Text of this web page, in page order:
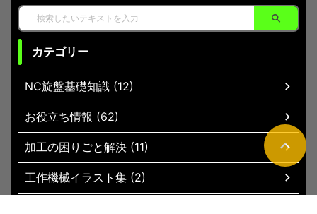
カテゴリー
NC旋盤基礎知識 (12)
お役立ち情報 (62)
加工の困りごと解決 (11)
工作機械イラスト集 (2)